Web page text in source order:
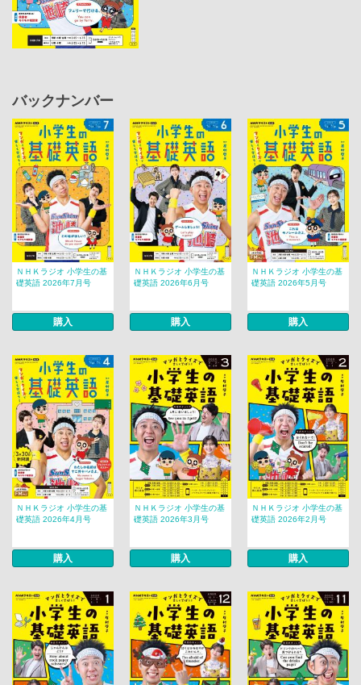
バックナンバー
ＮＨＫラジオ 小学生の基
礎英語 2026年7月号
購入
ＮＨＫラジオ 小学生の基
礎英語 2026年6月号
購入
ＮＨＫラジオ 小学生の基
礎英語 2026年5月号
購入
ＮＨＫラジオ 小学生の基
礎英語 2026年4月号
購入
ＮＨＫラジオ 小学生の基
礎英語 2026年3月号
購入
ＮＨＫラジオ 小学生の基
礎英語 2026年2月号
購入